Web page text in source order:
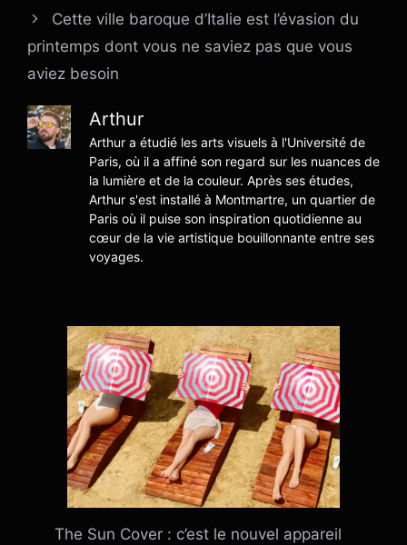
Cette ville baroque d’Italie est l’évasion du
printemps dont vous ne saviez pas que vous
aviez besoin
Arthur
Arthur a étudié les arts visuels à l'Université de
Paris, où il a affiné son regard sur les nuances de
la lumière et de la couleur. Après ses études,
Arthur s'est installé à Montmartre, un quartier de
Paris où il puise son inspiration quotidienne au
cœur de la vie artistique bouillonnante entre ses
voyages.
The Sun Cover : c’est le nouvel appareil